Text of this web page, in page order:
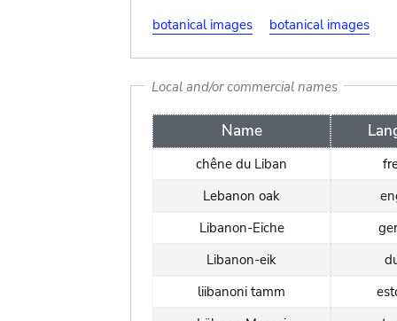
botanical images
botanical images
Local and/or commercial names
Name
chêne du Liban
Lebanon oak
Libanon-Eiche
Libanon-eik
liibanoni tamm